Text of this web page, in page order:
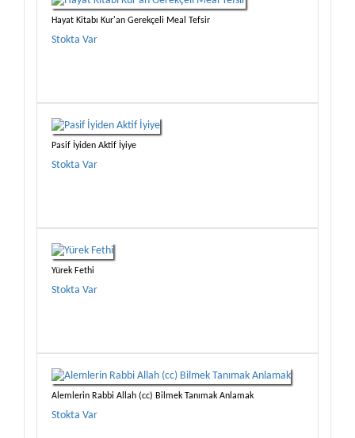
Hayat Kitabı Kur'an Gerekçeli Meal Tefsir
Stokta Var
Pasif İyiden Aktif İyiye
Stokta Var
Yürek Fethi
Stokta Var
Alemlerin Rabbi Allah (cc) Bilmek Tanımak Anlamak
Stokta Var